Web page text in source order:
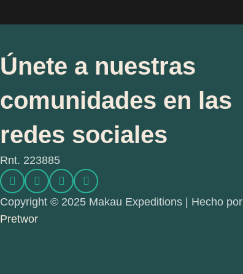
Únete a nuestras
comunidades en las
redes sociales
Rnt. 223885
Copyright © 2025 Makau Expeditions | Hecho por
Pretwor